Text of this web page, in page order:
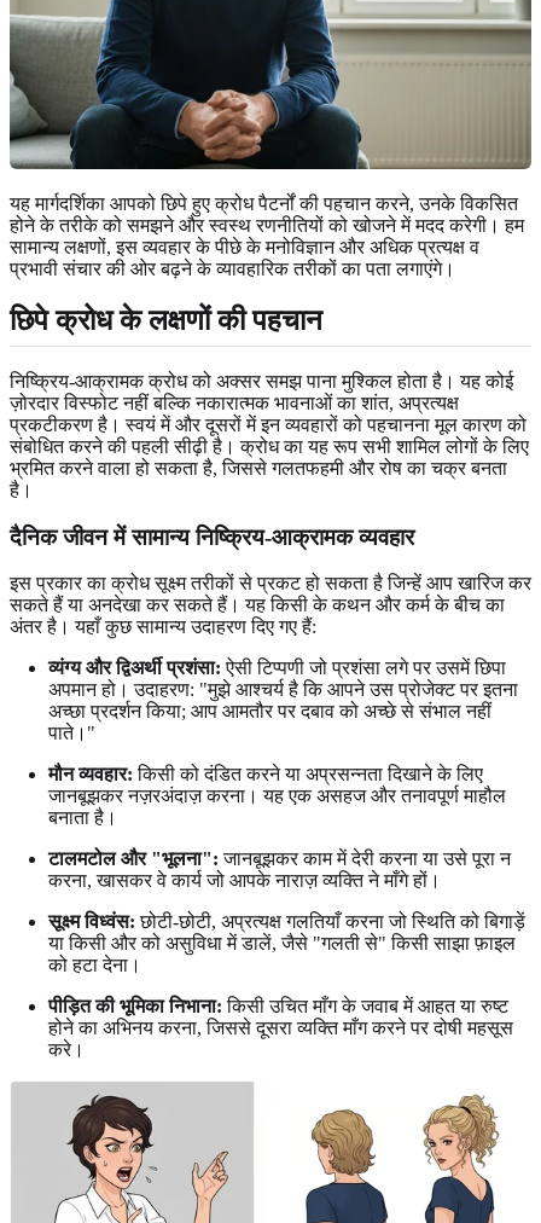
यह मार्गदर्शिका आपको छिपे हुए क्रोध पैटर्नों की पहचान करने, उनके विकसित
होने के तरीके को समझने और स्वस्थ रणनीतियों को खोजने में मदद करेगी। हम
सामान्य लक्षणों, इस व्यवहार के पीछे के मनोविज्ञान और अधिक प्रत्यक्ष व
प्रभावी संचार की ओर बढ़ने के व्यावहारिक तरीकों का पता लगाएंगे।
छिपे क्रोध के लक्षणों की पहचान
निष्क्रिय-आक्रामक क्रोध को अक्सर समझ पाना मुश्किल होता है। यह कोई
ज़ोरदार विस्फोट नहीं बल्कि नकारात्मक भावनाओं का शांत, अप्रत्यक्ष
प्रकटीकरण है। स्वयं में और दूसरों में इन व्यवहारों को पहचानना मूल कारण को
संबोधित करने की पहली सीढ़ी है। क्रोध का यह रूप सभी शामिल लोगों के लिए
भ्रमित करने वाला हो सकता है, जिससे गलतफहमी और रोष का चक्र बनता
है।
दैनिक जीवन में सामान्य निष्क्रिय-आक्रामक व्यवहार
इस प्रकार का क्रोध सूक्ष्म तरीकों से प्रकट हो सकता है जिन्हें आप खारिज कर
सकते हैं या अनदेखा कर सकते हैं। यह किसी के कथन और कर्म के बीच का
अंतर है। यहाँ कुछ सामान्य उदाहरण दिए गए हैं:
व्यंग्य और द्विअर्थी प्रशंसा: ऐसी टिप्पणी जो प्रशंसा लगे पर उसमें छिपा
अपमान हो। उदाहरण: "मुझे आश्चर्य है कि आपने उस प्रोजेक्ट पर इतना
अच्छा प्रदर्शन किया; आप आमतौर पर दबाव को अच्छे से संभाल नहीं
पाते।"
मौन व्यवहार: किसी को दंडित करने या अप्रसन्नता दिखाने के लिए
जानबूझकर नज़रअंदाज़ करना। यह एक असहज और तनावपूर्ण माहौल
बनाता है।
टालमटोल और "भूलना": जानबूझकर काम में देरी करना या उसे पूरा न
करना, खासकर वे कार्य जो आपके नाराज़ व्यक्ति ने माँगे हों।
सूक्ष्म विध्वंस: छोटी-छोटी, अप्रत्यक्ष गलतियाँ करना जो स्थिति को बिगाड़ें
या किसी और को असुविधा में डालें, जैसे "गलती से" किसी साझा फ़ाइल
को हटा देना।
पीड़ित की भूमिका निभाना: किसी उचित माँग के जवाब में आहत या रुष्ट
होने का अभिनय करना, जिससे दूसरा व्यक्ति माँग करने पर दोषी महसूस
करे।